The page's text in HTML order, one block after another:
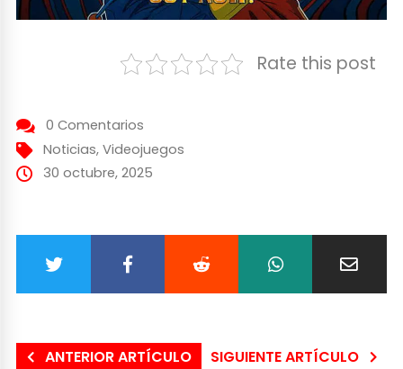
Rate this post
0 Comentarios
Noticias, Videojuegos
30 octubre, 2025
ANTERIOR ARTÍCULO SIGUIENTE ARTÍCULO